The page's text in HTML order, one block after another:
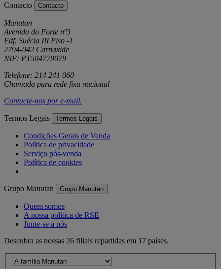
Contacto Contacto
Manutan
Avenida do Forte nº3
Edf. Suécia III Piso -1
2794-042 Carnaxide
NIF: PT504779079
Telefone: 214 241 060
Chamada para rede fixa nacional
Contacte-nos pore-mail.
Termos Legais Termos Legais
Condições Gerais de Venda
Política de privacidade
Serviço pós-venda
Política de cookies
Grupo Manutan Grupo Manutan
Quem somos
A nossa política de RSE
Junte-se a nós
Descubra as nossas 26 filiais repartidas em 17 países.